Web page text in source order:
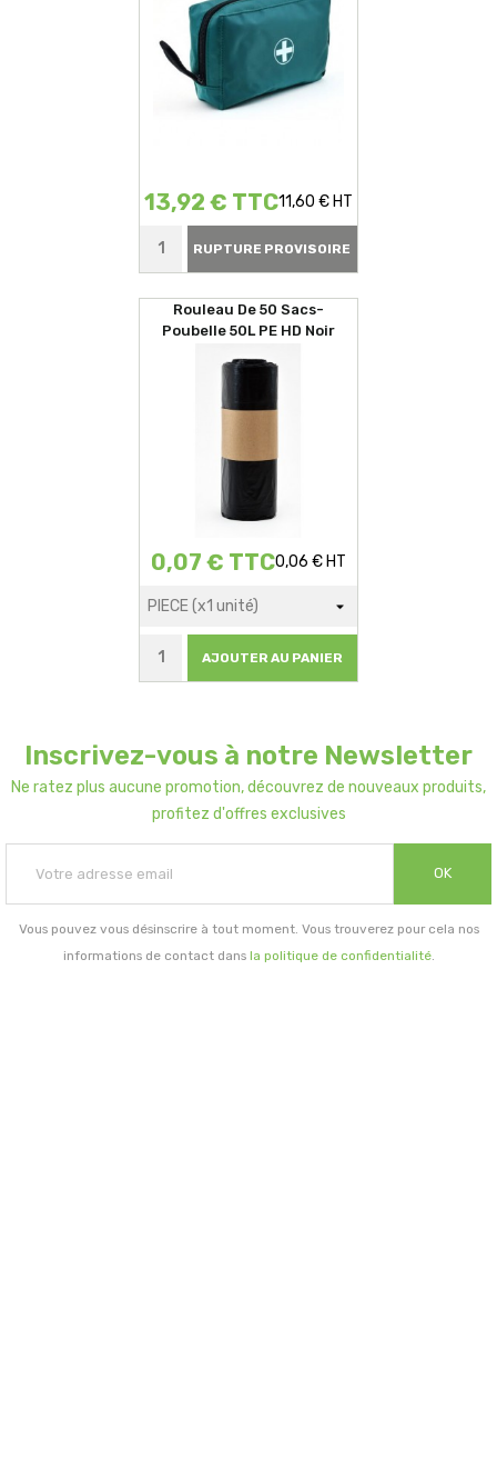
13,92 € TTC11,60 € HT
RUPTURE PROVISOIRE
Rouleau De 50 Sacs-
Poubelle 50L PE HD Noir
0,07 € TTC0,06 € HT
AJOUTER AU PANIER
Inscrivez-vous à notre Newsletter
Ne ratez plus aucune promotion, découvrez de nouveaux produits,
profitez d'offres exclusives
OK
Vous pouvez vous désinscrire à tout moment. Vous trouverez pour cela nos
informations de contact dans la politique de confidentialité.